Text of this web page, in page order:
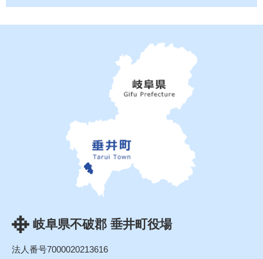
岐阜県不破郡 垂井町役場
法人番号7000020213616